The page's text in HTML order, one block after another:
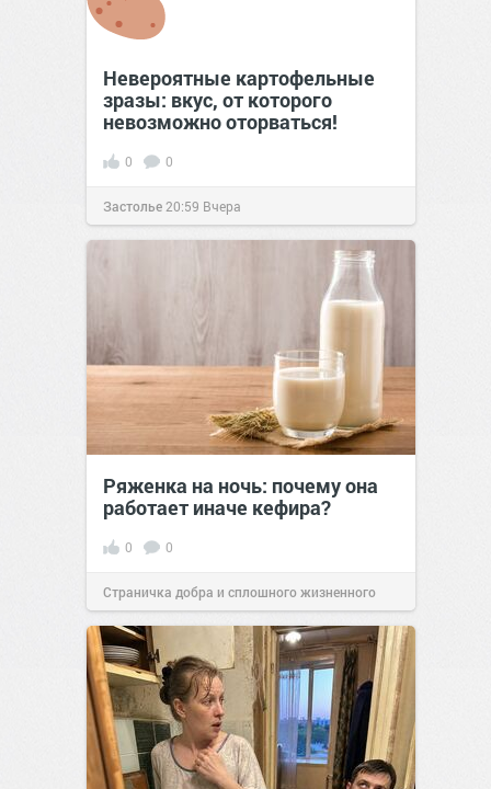
Невероятные картофельные
зразы: вкус, от которого
невозможно оторваться!
0 0
Застолье 20:59 Вчера
Ряженка на ночь: почему она
работает иначе кефира?
0 0
Страничка добра и сплошного жизненного
позитива!00:28Вчера